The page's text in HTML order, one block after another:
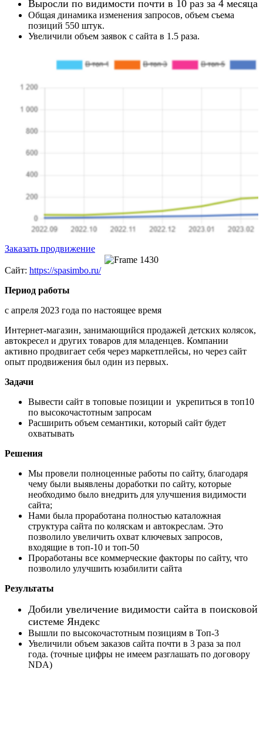
Выросли по видимости почти в 10 раз за 4 месяца
Общая динамика изменения запросов, объем съема
позиций 550 штук.
Увеличили объем заявок с сайта в 1.5 раза.
Заказать продвижение
Сайт: https://spasimbo.ru/
Период работы
с апреля 2023 года по настоящее время
Интернет-магазин, занимающийся продажей детских колясок,
автокресел и других товаров для младенцев. Компании
активно продвигает себя через маркетплейсы, но через сайт
опыт продвижения был один из первых.
Задачи
Вывести сайт в топовые позиции и укрепиться в топ10
по высокочастотным запросам
Расширить объем семантики, который сайт будет
охватывать
Решения
Мы провели полноценные работы по сайту, благодаря
чему были выявлены доработки по сайту, которые
необходимо было внедрить для улучшения видимости
сайта;
Нами была проработана полностью каталожная
структура сайта по коляскам и автокреслам. Это
позволило увеличить охват ключевых запросов,
входящие в топ-10 и топ-50
Проработаны все коммерческие факторы по сайту, что
позволило улучшить юзабилити сайта
Результаты
Добили увеличение видимости сайта в поисковой
системе Яндекс
Вышли по высокочастотным позициям в Топ-3
Увеличили объем заказов сайта почти в 3 раза за пол
года. (точные цифры не имеем разглашать по договору
NDA)